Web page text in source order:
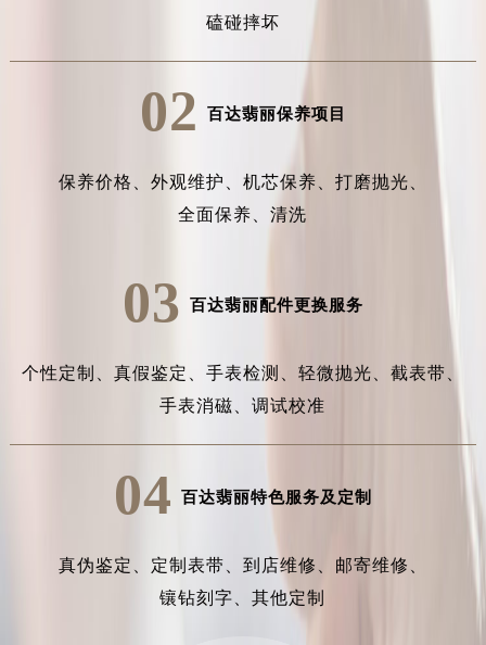
磕碰摔坏
02 百达翡丽保养项目
保养价格、 外观维护、 机芯保养、 打磨抛光、
全面保养、清洗
03 百达翡丽配件更换服务
个性定制、 真假鉴定、 手表检测、 轻微抛光、 截表带、
手表消磁、调试校准
04 百达翡丽特色服务及定制
真伪鉴定、 定制表带、 到店维修、 邮寄维修、
镶钻刻字、其他定制